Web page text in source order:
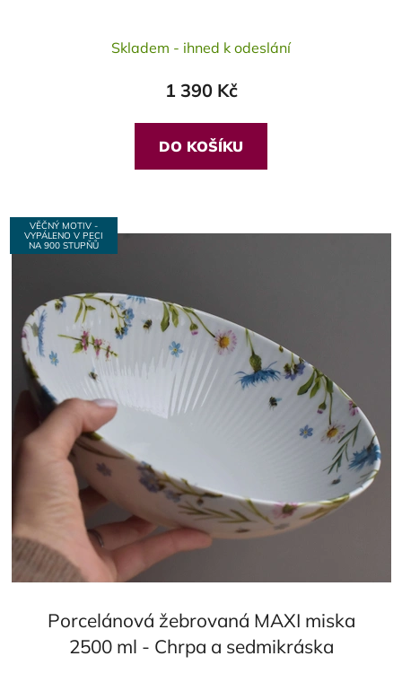
Skladem - ihned k odeslání
1 390 Kč
DO KOŠÍKU
VĚČNÝ MOTIV -
VYPÁLENO V PECI
NA 900 STUPŇŮ
Porcelánová žebrovaná MAXI miska
2500 ml - Chrpa a sedmikráska